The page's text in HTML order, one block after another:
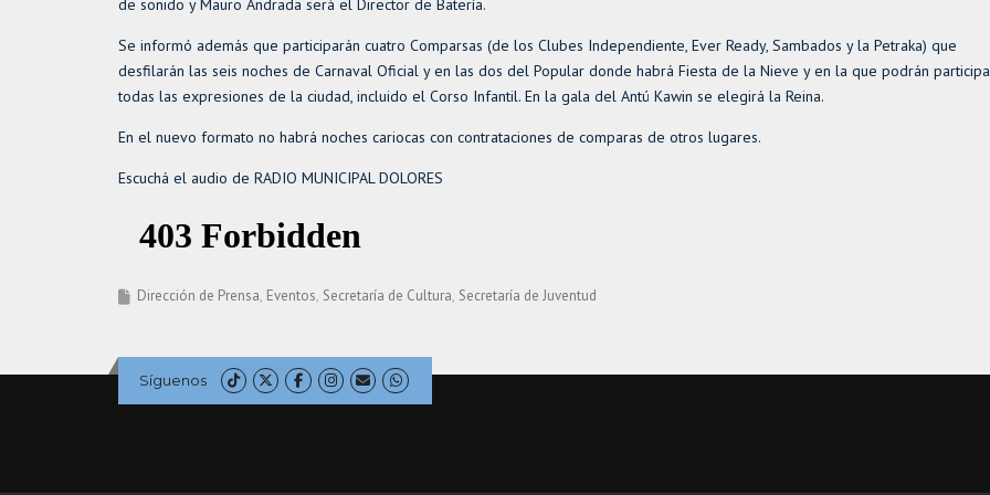
de sonido y Mauro Andrada será el Director de Batería.
Se informó además que participarán cuatro Comparsas (de los Clubes Independiente, Ever Ready, Sambados y la Petraka) que
desfilarán las seis noches de Carnaval Oficial y en las dos del Popular donde habrá Fiesta de la Nieve y en la que podrán
todas las expresiones de la ciudad, incluido el Corso Infantil. En la gala del Antú Kawin se elegirá la Reina.
En el nuevo formato no habrá noches cariocas con contrataciones de comparas de otros lugares.
Escuchá el audio de RADIO MUNICIPAL DOLORES
Dirección de Prensa Eventos Secretaría de Cultura Secretaría de Juventud
Síguenos